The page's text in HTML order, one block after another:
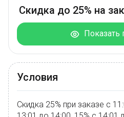
Скидка до 25% на
Показать
Условия
Скидка 25% при заказе с